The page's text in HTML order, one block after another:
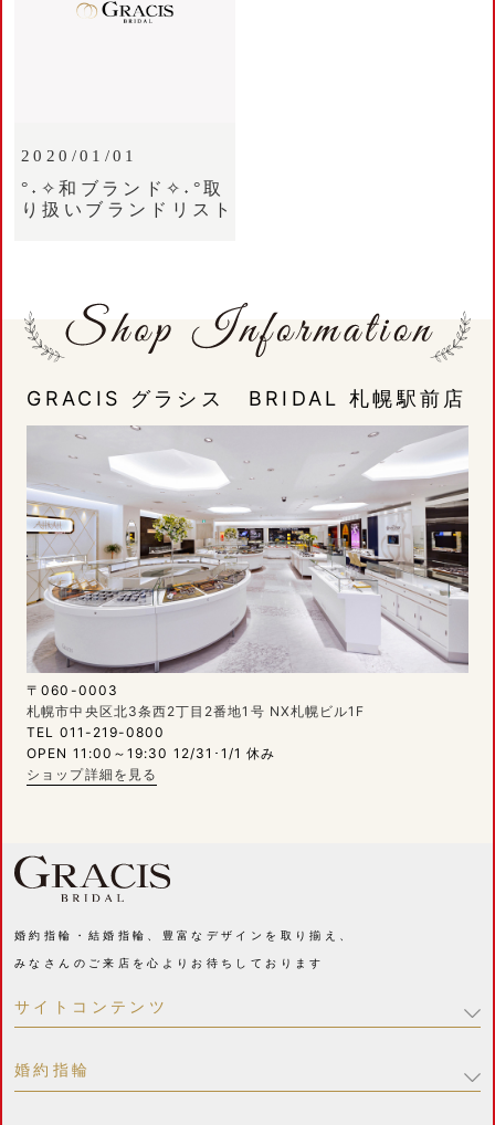
2020/01/01
°˖✧和ブランド✧˖°取
り扱いブランドリスト
GRACIS グラシス BRIDAL 札幌駅前店
〒060-0003
札幌市中央区北3条西2丁目2番地1号 NX札幌ビル1F
TEL 011-219-0800
OPEN 11:00～19:30 12/31･1/1 休み
ショップ詳細を見る
婚約指輪・結婚指輪、豊富なデザインを取り揃え、
みなさんのご来店を心よりお待ちしております
サイトコンテンツ
婚約指輪